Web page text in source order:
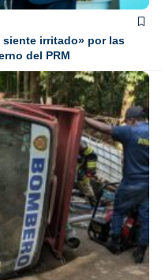
siente irritado» por las
del PRM